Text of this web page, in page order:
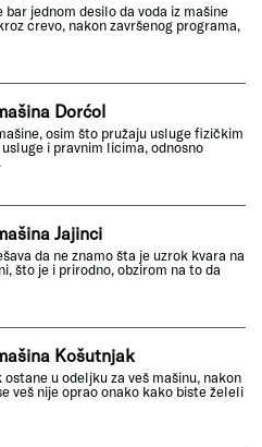
bar jednom desilo da voda iz mašine
crevo, nakon završenog programa,
Dorćol
osim što pružaju usluge fizičkim
i pravnim licima, odnosno
Jajinci
da ne znamo šta je uzrok kvara na
što je i prirodno, obzirom na to da
Košutnjak
u odeljku za veš mašinu, nakon
veš nije oprao onako kako biste želeli